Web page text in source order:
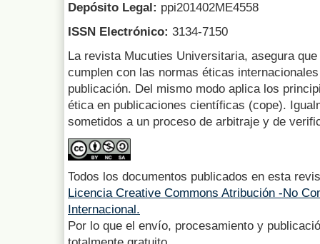
Depósito Legal: ppi201402ME4558
ISSN Electrónico: 3134-7150
La revista Mucuties Universitaria, asegura
cumplen con las normas éticas
publicación. Del mismo modo aplica los
ética en publicaciones científicas (cope).
sometidos a un proceso de arbitraje y de
Todos los documentos publicados en esta
Licencia Creative Commons Atribución -No
Internacional.
Por lo que el envío, procesamiento y